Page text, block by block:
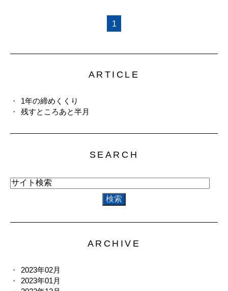
1
ARTICLE
1年の締めくくり
残すところあと半月
SEARCH
ARCHIVE
2023年02月
2023年01月